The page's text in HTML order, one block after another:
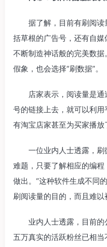
据了解，目前有刷阅读
括草根的广告号，还有自媒
不断制造神话般的完美数
假象，也会选择“刷数据”。
店家表示，阅读量是通
号的链接上去，就可以利用
有淘宝店家甚至为买家播放
一位业内人士透露，刷
难题，只要了解相应的编
做出。“这种软件生成不同
刷阅读量的目的，而且难
业内人士透露，目前的
五万真实的活跃粉丝已相